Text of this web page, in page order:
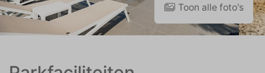
Toon alle foto's